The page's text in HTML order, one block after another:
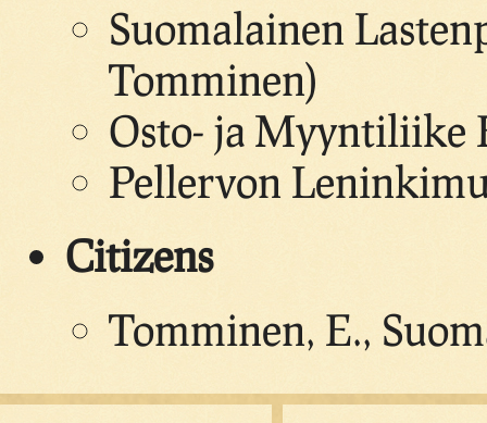
Suomalainen
Tomminen)
Osto- ja Myyntiliike
Pellervon
Citizens
Tomminen, E.,